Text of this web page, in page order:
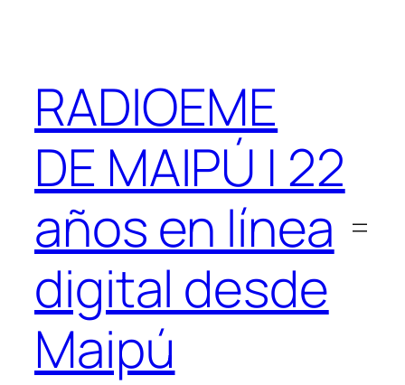
RADIOEME
DE MAIPÚ | 22
años en línea
digital desde
Maipú